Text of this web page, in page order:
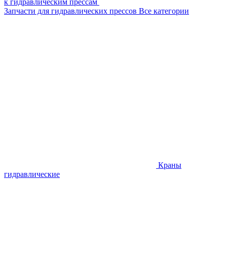
к гидравлическим прессам
Запчасти для гидравлических прессов Все категории
Краны
гидравлические